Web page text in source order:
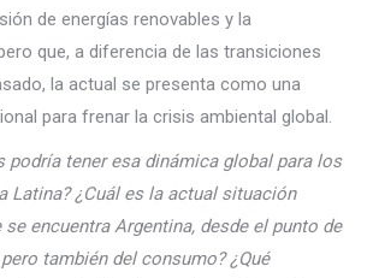
de energías renovables y la
que, a diferencia de las transiciones
la actual se presenta como una
para frenar la crisis ambiental global.
podría tener esa dinámica global para los
Latina? ¿Cuál es la actual situación
encuentra Argentina, desde el punto de
también del consumo? ¿Qué